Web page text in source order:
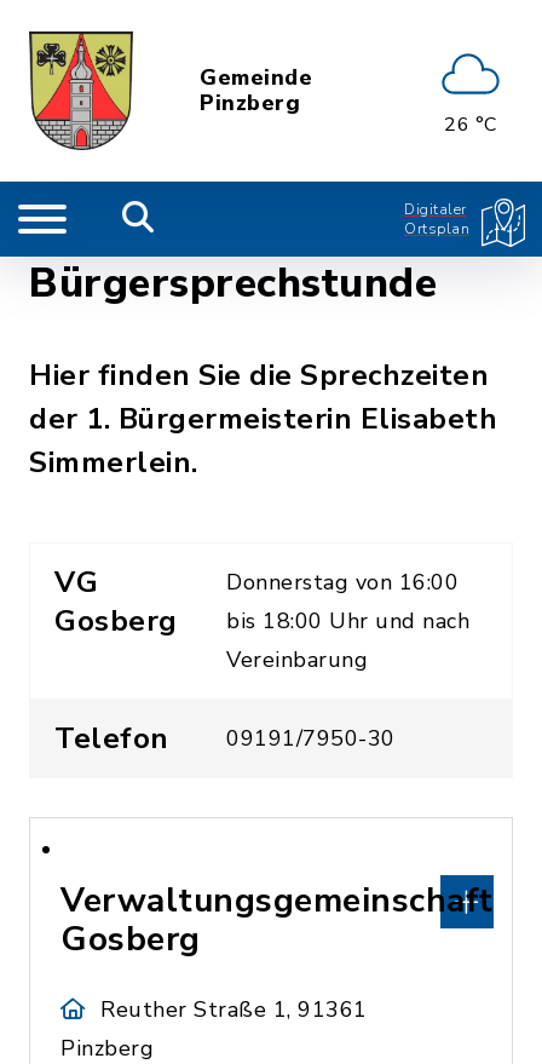
Gemeinde
Pinzberg
26 °C
Digitaler
Ortsplan
Bürgersprechstunde
Hier finden Sie die Sprechzeiten
der 1. Bürgermeisterin Elisabeth
Simmerlein.
VG
Gosberg
Donnerstag von 16:00
bis 18:00 Uhr und nach
Vereinbarung
Telefon 09191/7950-30
Verwaltungsgemeinschaft
Gosberg
Reuther Straße 1, 91361
Pinzberg